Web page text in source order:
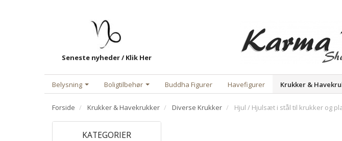
Seneste nyheder / Klik Her
Belysning Boligtilbehør Buddha Figurer Havefigurer Krukker &
Forside Krukker & Havekrukker Diverse Krukker Hjul / Hjulsæt i stål til krukker og
KATEGORIER